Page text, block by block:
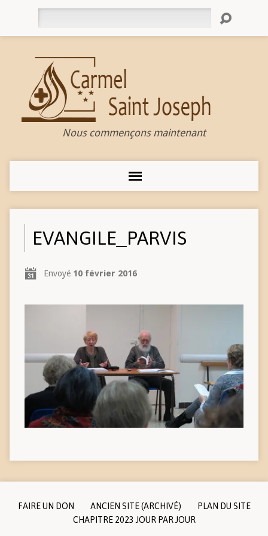
Nous commençons maintenant
EVANGILE_PARVIS
Envoyé 10 février 2016
FAIRE UN DON ANCIEN SITE (ARCHIVÉ)
PLAN DU SITE
CHAPITRE 2023 JOUR PAR JOUR